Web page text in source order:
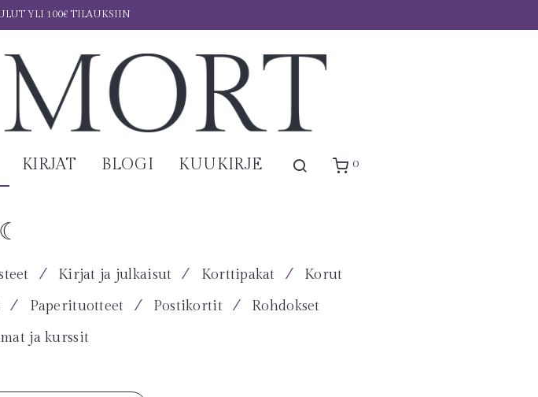
YLI 100€ TILAUKSIIN
KIRJAT BLOGI KUUKIRJE 0
⁄ Kirjat ja julkaisut ⁄ Korttipakat ⁄ Korut
⁄ Paperituotteet ⁄ Postikortit ⁄ Rohdokset
ja kurssit